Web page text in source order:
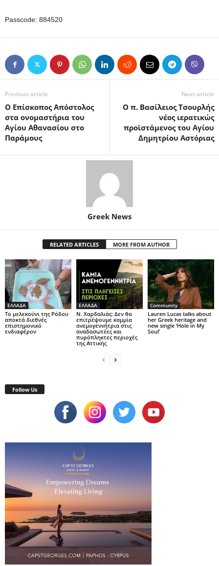
Passcode: 884520
Previous article
Ο Επίσκοπος Απόστολος
στα ονομαστήρια του
Αγίου Αθανασίου στο
Παράμους
Next article
Ο π. Βασίλειος Τσουρλής
νέος ιερατικώς
προϊστάμενος του Αγίου
Δημητρίου Αστόριας
Greek News
RELATED ARTICLES MORE FROM AUTHOR
ΕΛΛΑΔΑ
Το μελεκούνι της Ρόδου
αποκτά διεθνές
επιστημονικό
ενδιαφέρον
ΕΛΛΑΔΑ
Ν. Χαρδαλιάς: Δεν θα
επιτρέψουμε καμμία
ανεμογεννήτρια στις
αναδασωτέες και
πυρόπληκτες περιοχές
της Αττικής
Community
Lauren Lucas talks about
her Greek heritage and
new single ‘Hole in My
Soul’
Follow Us